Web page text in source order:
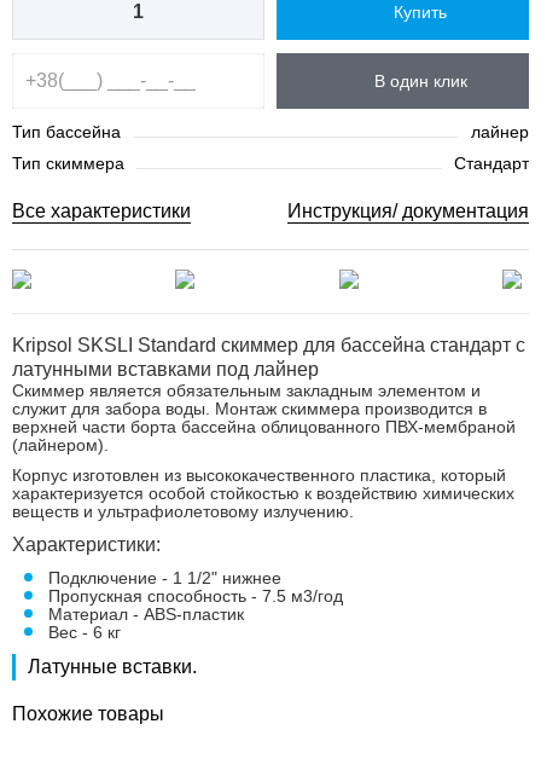
Купить
В один клик
Тип бассейна
лайнер
Тип скиммера
Стандарт
Все характеристики Инструкция/ документация
Kripsol SKSLI Standard скиммер для бассейна стандарт с
латунными вставками под лайнер
Скиммер является обязательным закладным элементом и
служит для забора воды. Монтаж скиммера производится в
верхней части борта бассейна облицованного ПВХ-мембраной
(лайнером).
Корпус изготовлен из высококачественного пластика, который
характеризуется особой стойкостью к воздействию химических
веществ и ультрафиолетовому излучению.
Характеристики:
Подключение - 1 1/2" нижнее
Пропускная способность - 7.5 м3/год
Материал - ABS-пластик
Вес - 6 кг
Латунные вставки.
Похожие товары